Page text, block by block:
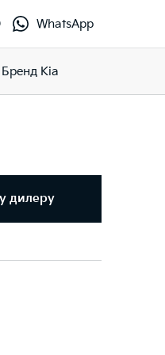
WhatsApp
Бренд Kia
дилеру